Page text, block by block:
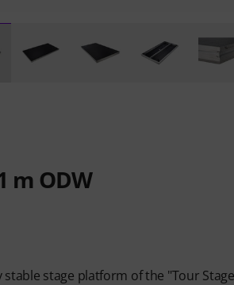
m ODW
stage platform of the "Tour